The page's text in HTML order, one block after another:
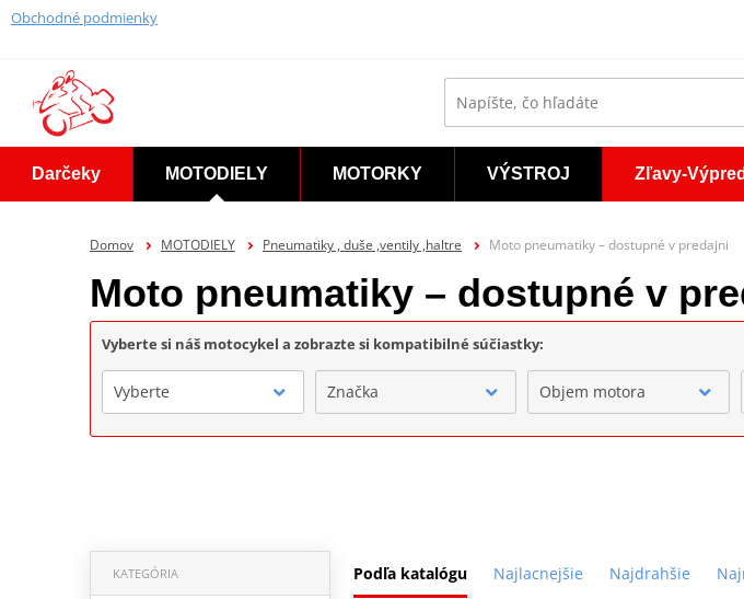
Obchodné podmienky
Darčeky MOTODIELY MOTORKY VÝSTROJ Zľavy-
Domov MOTODIELY Pneumatiky , duše ,ventily ,haltre Moto pneumatiky – dostupné v predajni
Moto pneumatiky – dostupné v
Vyberte si náš motocykel a zobrazte si kompatibilné súčiastky:
Vyberte Značka Objem motora
Podľa katalógu Najlacnejšie Najdrahšie
KATEGÓRIA